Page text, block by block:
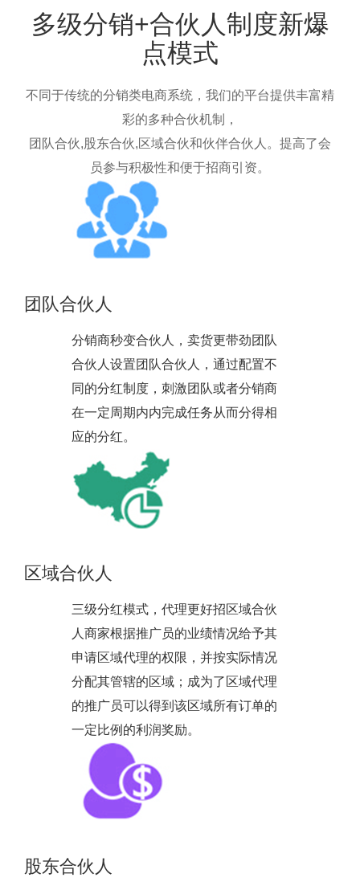
多级分销+合伙人制度新爆
点模式
不同于传统的分销类电商系统，我们的平台提供丰富精
彩的多种合伙机制，
团队合伙,股东合伙,区域合伙和伙伴合伙人。提高了会
员参与积极性和便于招商引资。
团队合伙人
分销商秒变合伙人，卖货更带劲团队
合伙人设置团队合伙人，通过配置不
同的分红制度，刺激团队或者分销商
在一定周期内内完成任务从而分得相
应的分红。
区域合伙人
三级分红模式，代理更好招区域合伙
人商家根据推广员的业绩情况给予其
申请区域代理的权限，并按实际情况
分配其管辖的区域；成为了区域代理
的推广员可以得到该区域所有订单的
一定比例的利润奖励。
股东合伙人